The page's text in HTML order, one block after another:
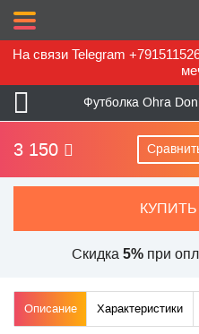
На связи Telegram
Футболка Ohra
3 150
КУПИТЬ
Скидка 5%при
Описание Характеристики